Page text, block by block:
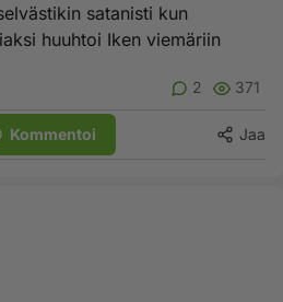
satanisti kun
huuhtoi Iken viemäriin
2 371
Kommentoi Jaa